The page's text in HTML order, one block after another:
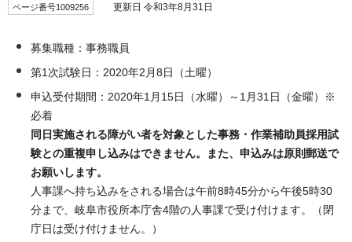
ページ番号1009256 更新日 令和3年8月31日
募集職種：事務職員
第1次試験日：2020年2月8日（土曜）
申込受付期間：2020年1月15日（水曜）～1月31日（金曜）※
必着
同日実施される障がい者を対象とした事務・作業補助員採用試
験との重複申し込みはできません。また、申込みは原則郵送で
お願いします。
人事課へ持ち込みをされる場合は午前8時45分から午後5時30
分まで、岐阜市役所本庁舎4階の人事課で受け付けます。（閉
庁日は受け付けません。）